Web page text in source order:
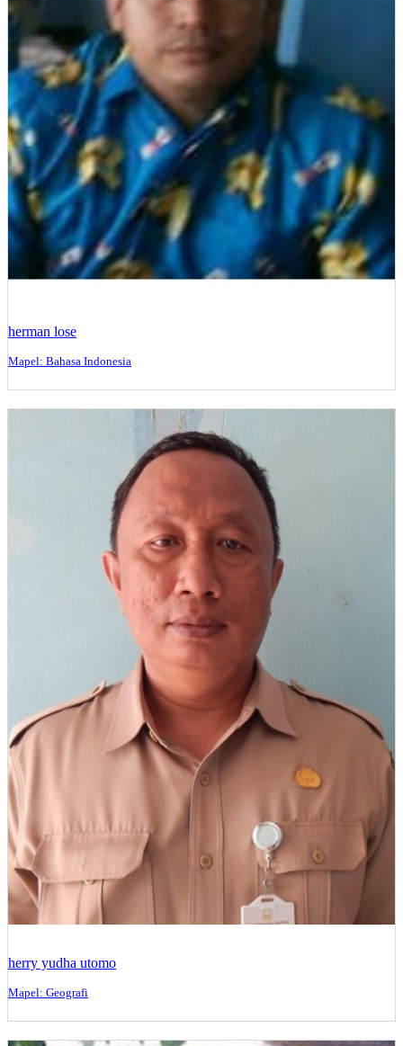
herman lose
Mapel: Bahasa Indonesia
herry yudha utomo
Mapel: Geografi